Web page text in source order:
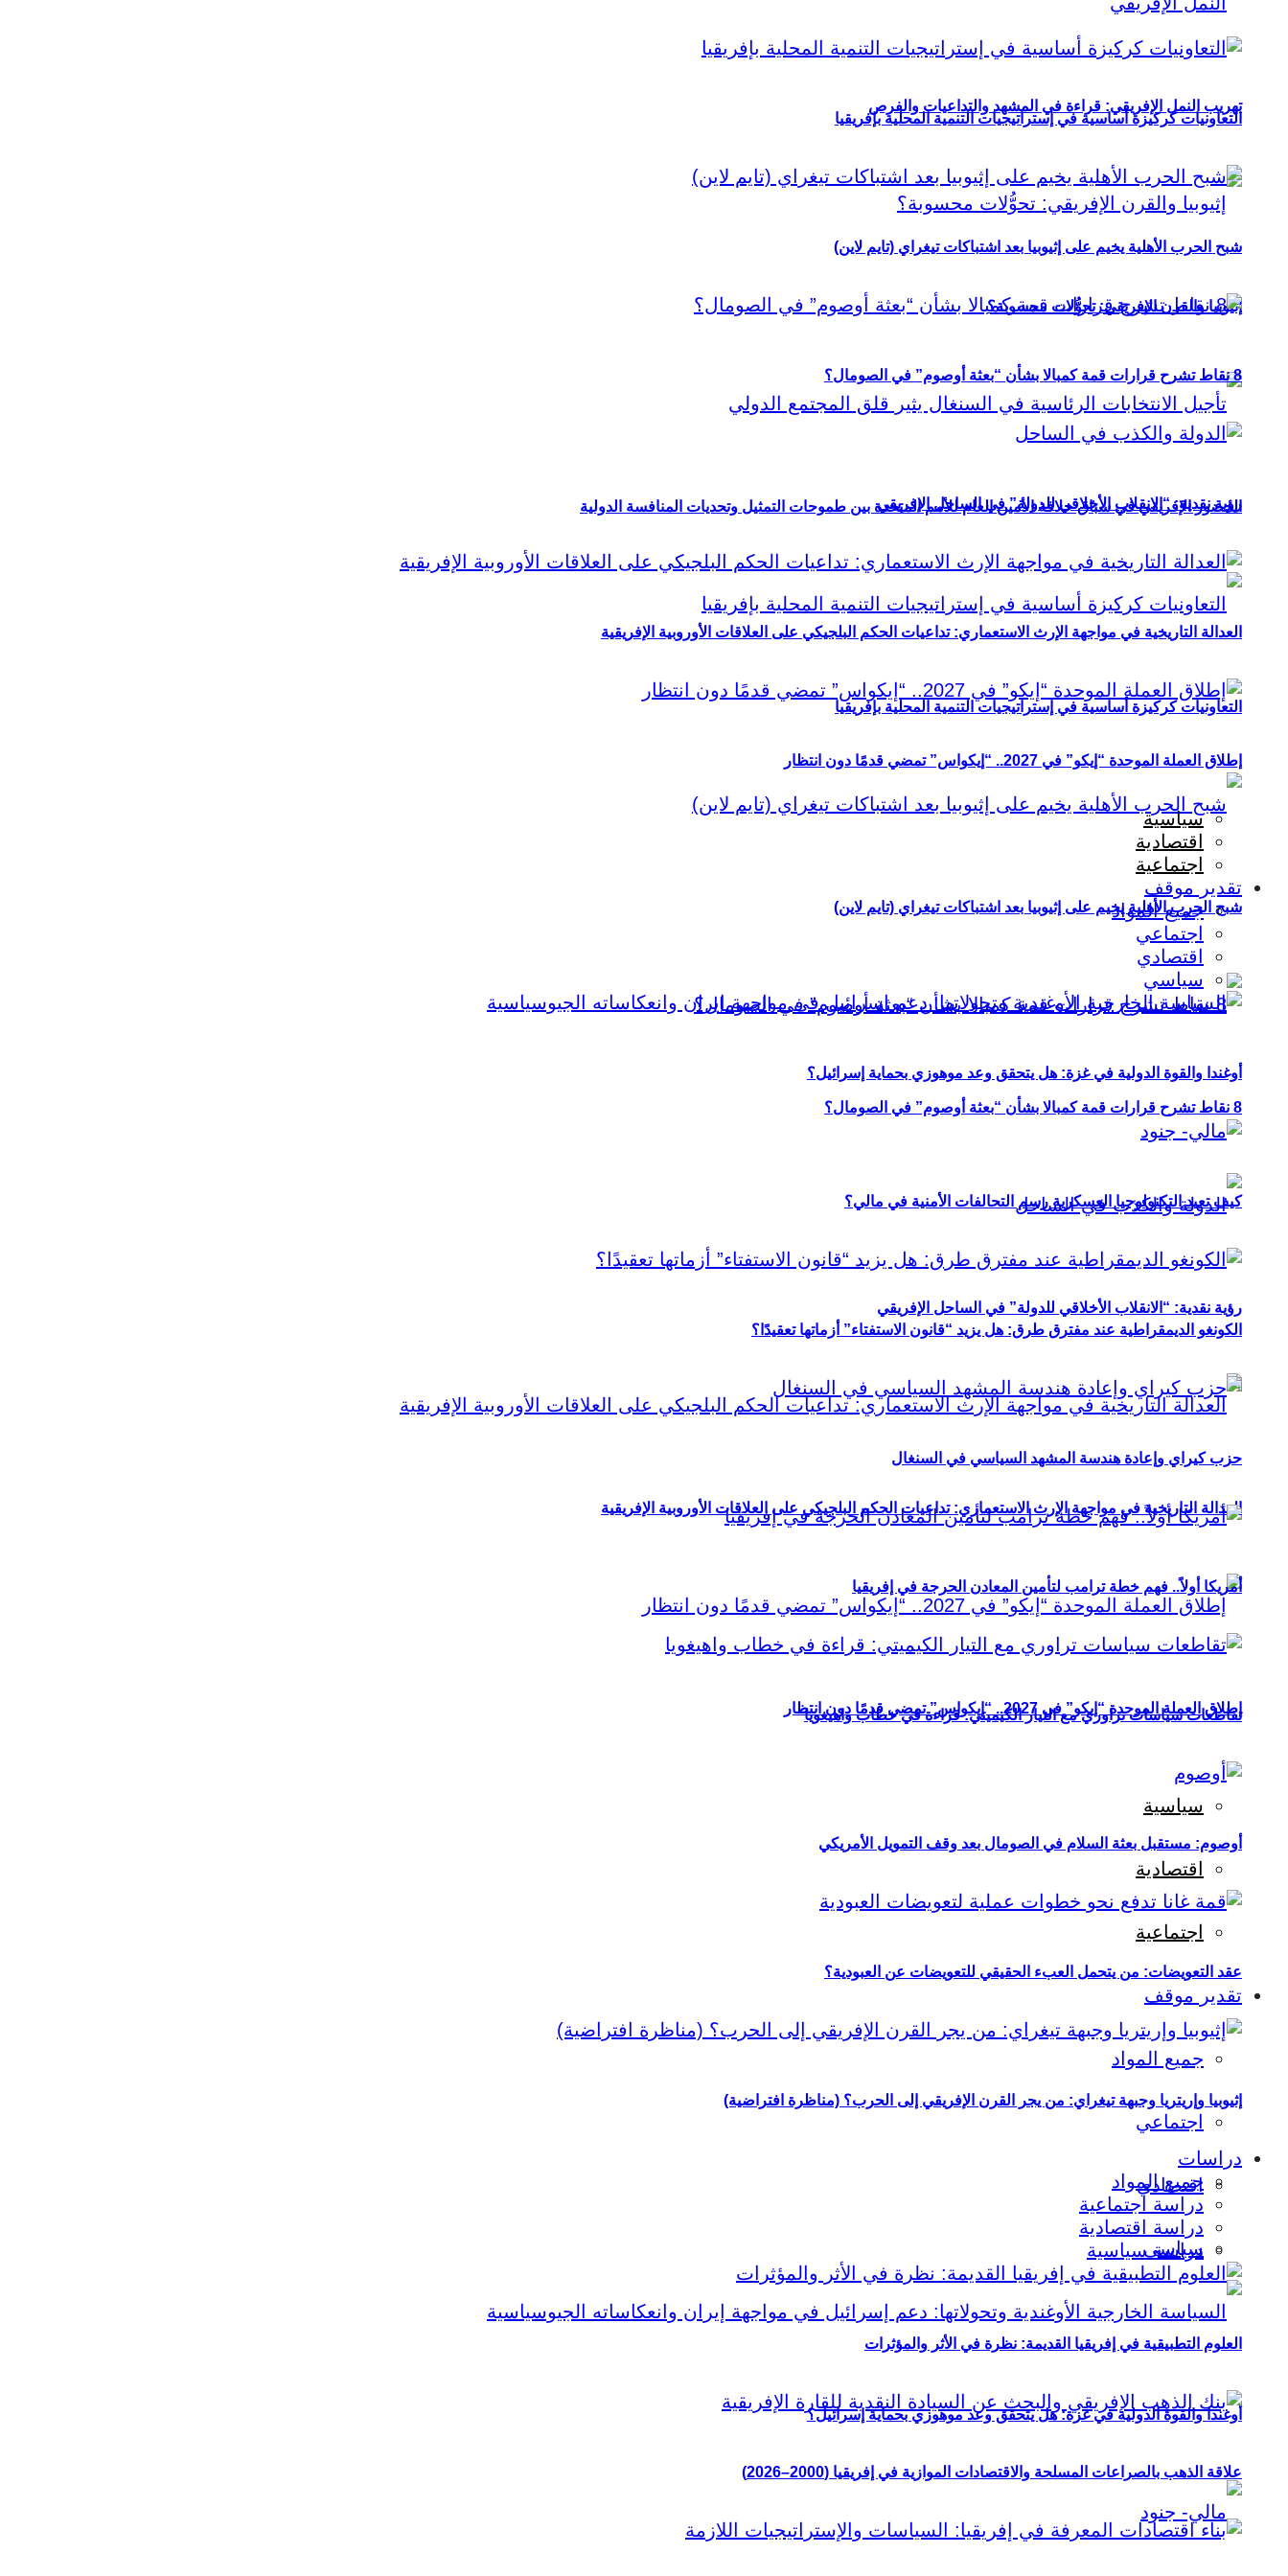
تهريب النمل الإفريقي: قراءة في المشهد والتداعيات والفرص
إثيوبيا والقرن الإفريقي: تحوُّلات محسوبة؟
الحضور الإفريقي في سباق خلافة الأمين العام للأمم المتحدة بين طموحات التمثيل وتحديات المنافسة الدولية
التعاونيات كركيزة أساسية في إستراتيجيات التنمية المحلية بإفريقيا
شبح الحرب الأهلية يخيم على إثيوبيا بعد اشتباكات تيغراي (تايم لاين)
8 نقاط تشرح قرارات قمة كمبالا بشأن “بعثة أوصوم” في الصومال؟
رؤية نقدية: “الانقلاب الأخلاقي للدولة” في الساحل الإفريقي
العدالة التاريخية في مواجهة الإرث الاستعماري: تداعيات الحكم البلجيكي على العلاقات الأوروبية الإفريقية
إطلاق العملة الموحدة “إيكو” في 2027.. “إيكواس” تمضي قدمًا دون انتظار
سياسية
اقتصادية
اجتماعية
تقدير موقف
جميع المواد
اجتماعي
اقتصادي
سياسي
أوغندا والقوة الدولية في غزة: هل يتحقق وعد موهوزي بحماية إسرائيل؟
التعاونيات كركيزة أساسية في إستراتيجيات التنمية المحلية بإفريقيا
شبح الحرب الأهلية يخيم على إثيوبيا بعد اشتباكات تيغراي (تايم لاين)
8 نقاط تشرح قرارات قمة كمبالا بشأن “بعثة أوصوم” في الصومال؟
رؤية نقدية: “الانقلاب الأخلاقي للدولة” في الساحل الإفريقي
العدالة التاريخية في مواجهة الإرث الاستعماري: تداعيات الحكم البلجيكي على العلاقات الأوروبية الإفريقية
إطلاق العملة الموحدة “إيكو” في 2027.. “إيكواس” تمضي قدمًا دون انتظار
سياسية
اقتصادية
اجتماعية
تقدير موقف
جميع المواد
اجتماعي
اقتصادي
سياسي
أوغندا والقوة الدولية في غزة: هل يتحقق وعد موهوزي بحماية إسرائيل؟
كيف تعيد التكنولوجيا العسكرية رسم التحالفات الأمنية في مالي؟
الكونغو الديمقراطية عند مفترق طرق: هل يزيد “قانون الاستفتاء” أزماتها تعقيدًا؟
حزب كيراي وإعادة هندسة المشهد السياسي في السنغال
أمريكا أولاً.. فهم خطة ترامب لتأمين المعادن الحرجة في إفريقيا
تقاطعات سياسات تراوري مع التيار الكيميتي: قراءة في خطاب واهيغويا
أوصوم: مستقبل بعثة السلام في الصومال بعد وقف التمويل الأمريكي
عقد التعويضات: من يتحمل العبء الحقيقي للتعويضات عن العبودية؟
إثيوبيا وإريتريا وجبهة تيغراي: من يجر القرن الإفريقي إلى الحرب؟ (مناظرة افتراضية)
دراسات
جميع المواد
دراسة اجتماعية
دراسة اقتصادية
دراسة سياسية
العلوم التطبيقية في إفريقيا القديمة: نظرة في الأثر والمؤثرات
علاقة الذهب بالصراعات المسلحة والاقتصادات الموازية في إفريقيا (2000–2026)